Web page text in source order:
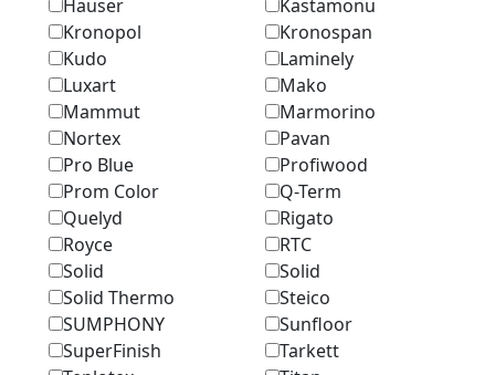
Hauser
Kastamonu
Kronopol
Kronospan
Kudo
Laminely
Luxart
Mako
Mammut
Marmоrino
Nortex
Pavan
Pro Blue
Profiwood
Prom Color
Q-Term
Quelyd
Rigato
Royce
RTC
Solid
Solid
Solid Thermo
Steico
SUMPHONY
Sunfloor
SuperFinish
Tarkett